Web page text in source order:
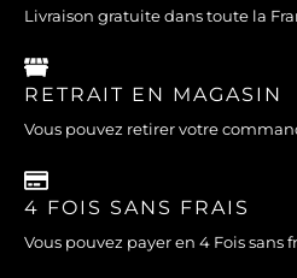
Livraison gratuite dans toute la
RETRAIT EN MAGASIN
Vous pouvez retirer votre
4 FOIS SANS FRAIS
Vous pouvez payer en 4 Fois sans